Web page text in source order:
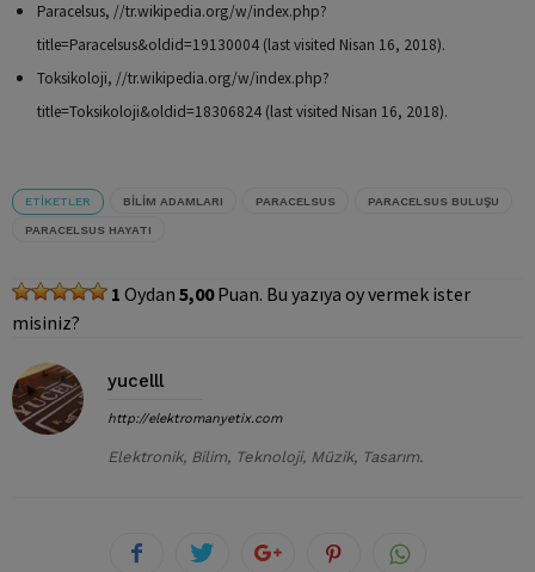
Paracelsus, //tr.wikipedia.org/w/index.php?
title=Paracelsus&oldid=19130004 (last visited Nisan 16, 2018).
Toksikoloji, //tr.wikipedia.org/w/index.php?
title=Toksikoloji&oldid=18306824 (last visited Nisan 16, 2018).
ETIKETLER BILIM ADAMLARI PARACELSUS PARACELSUS BULUŞU
PARACELSUS HAYATI
1 Oydan 5,00Puan. Bu yazıya oy vermek ister
misiniz?
yucelll
http://elektromanyetix.com
Elektronik, Bilim, Teknoloji, Müzik, Tasarım.